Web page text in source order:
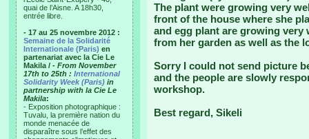
quai de l’Aisne. A 18h30,
entrée libre.
- 17 au 25 novembre 2012 :
Semaine de la Solidarité
Internationale (Paris) en
partenariat avec la Cie Le
Makila / - From November
17th to 25th : International
Solidarity Week (Paris) in
partnership with la Cie Le
Makila:
- Exposition photographique :
Tuvalu, la première nation du
monde menacée de
disparaître sous l’effet des
The plant were growing very
front of the house where she
and egg plant are growing very
from her garden as well as the
Sorry I could not send picture
and the people are slowly
workshop.
Best regard, Sikeli